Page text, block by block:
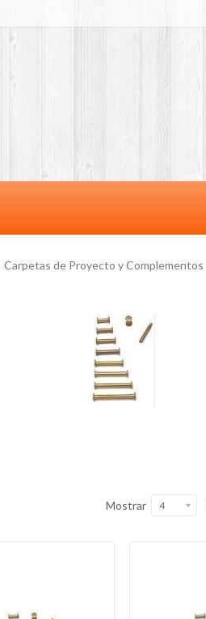
Carpetas de Proyecto y Complementos
Mostrar 4